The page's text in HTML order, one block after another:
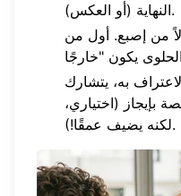
النهاية (أو العكس).
من إصبع. أول من
به، يتشارك
بإيجاز (اختياري،
لكنه يضيف عمقًا!).